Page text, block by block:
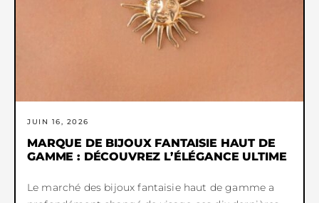
JUIN 16, 2026
MARQUE DE BIJOUX FANTAISIE HAUT DE
GAMME : DÉCOUVREZ L’ÉLÉGANCE ULTIME
Le marché des bijoux fantaisie haut de gamme a